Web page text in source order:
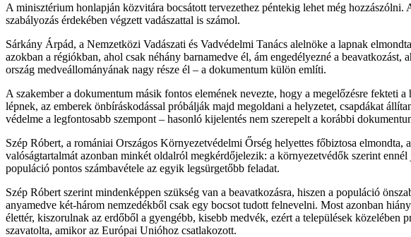
A minisztérium honlapján közvitára bocsátott tervezethez péntekig lehet még
szabályozás érdekében végzett vadászattal is számol.
Sárkány Árpád, a Nemzetközi Vadászati és Vadvédelmi Tanács alelnöke a lapnak
azokban a régiókban, ahol csak néhány barnamedve él, ám engedélyezné a
ország medveállományának nagy része él – a dokumentum külön említi.
A szakember a dokumentum másik fontos elemének nevezte, hogy a megelőzésre fekteti
lépnek, az emberek önbíráskodással próbálják majd megoldani a helyzetet, csapdákat
védelme a legfontosabb szempont – hasonló kijelentés nem szerepelt a korábbi
Szép Róbert, a romániai Országos Környezetvédelmi Őrség helyettes főbiztosa
valóságtartalmát azonban minkét oldalról megkérdőjelezik: a környezetvédők szerint
populáció pontos számbavétele az egyik legsürgetőbb feladat.
Szép Róbert szerint mindenképpen szükség van a beavatkozásra, hiszen a populáció
anyamedve két-három nemzedékből csak egy bocsot tudott felnevelni. Most azonban
élettér, kiszorulnak az erdőből a gyengébb, kisebb medvék, ezért a települések
szavatolta, amikor az Európai Unióhoz csatlakozott.